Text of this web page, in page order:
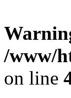
/www/
on line